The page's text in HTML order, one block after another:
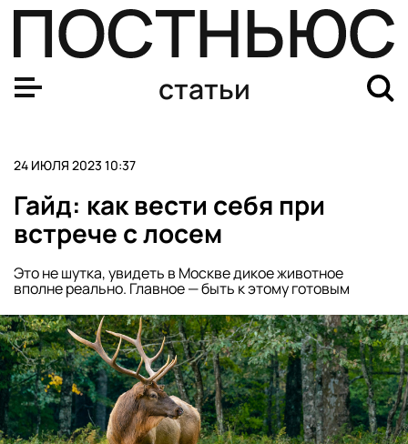
статьи
24 ИЮЛЯ 2023 10:37
Гайд: как вести себя при
встрече с лосем
Это не шутка, увидеть в Москве дикое животное
вполне реально. Главное — быть к этому готовым
Безопасно ли подогревать пластиковые контейнеры в